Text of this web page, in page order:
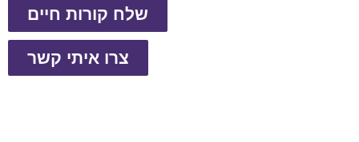
שלח קורות חיים
צרו איתי קשר